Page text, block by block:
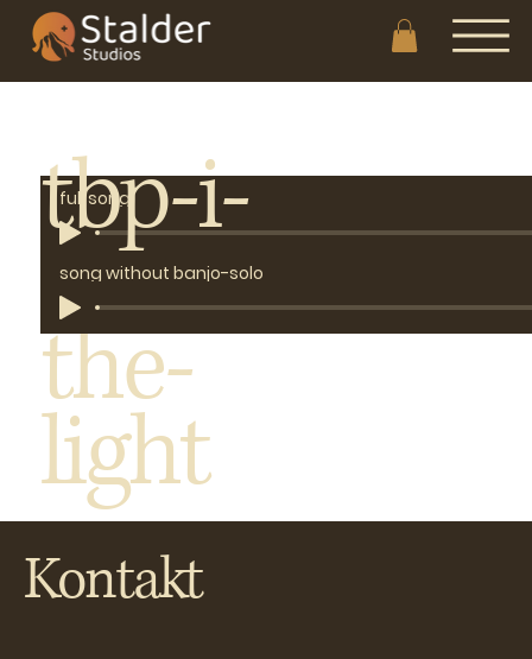
song without banjo
full song
tbp-i-
saw-
the-
light
song without banjo-solo
Kontakt